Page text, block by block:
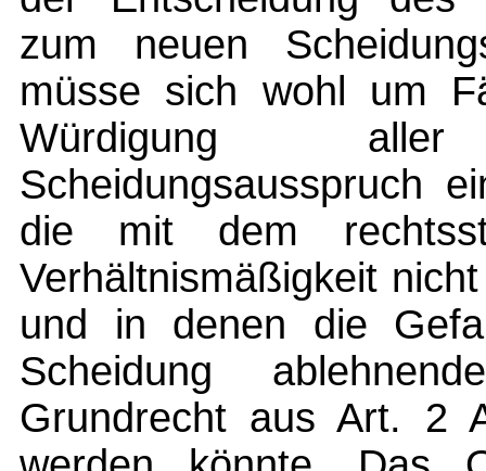
zum neuen
müsse sich wohl um
Würdigung
Scheidungsausspruch
die mit dem
Verhältnismäßigkeit
und in denen die
Scheidung
Grundrecht aus Art. 2